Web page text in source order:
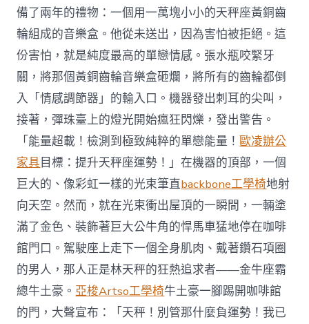
備了兩年的禮物：一個用一萬塊小小的天秤座黃銅齒
輪組成的音樂盒。他從未送出，因為害怕被拒絕。這
份害怕，就是純度最高的單戀情感。張水瓶咬緊牙
關，將那個黃銅齒輪音樂盒砸爛，將所有的齒輪都倒
入「情感調節器」的輸入口。機器發出刺耳的尖叫，
接著，彈珠臺上的燈光開始瘋狂閃爍，發出警告。
「能量超載！檢測到極致純粹的單戀能量！歐凌辦公
家具 目標：提升天秤座運勢！」在機器的頂部，一個
巨大的、像彩虹一樣的光束筆直backbone工學椅地射
向天空。然而，就在光束衝出屋頂的一瞬間，一輛塗
滿了金色、裝飾著巨大公牛角的悍馬車猛地停在咖啡
館門口。駕駛座上走下一個全身肌肉、戴著鑽石項圈
的男人，那人正是林天秤的狂熱追求者——金牛座霸
總牛土豪。亞梭Artso工學椅牛土豪一腳踢開咖啡館
的門，大聲宣布：「天秤！別管那什麼負運勢！我已